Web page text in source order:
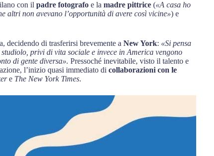
con il padre fotografo e la madre pittrice («A casa ho
altri non avevano l’opportunità di avere così vicine») e
decidendo di trasferirsi brevemente a New York: «Si pensa
privi di vita sociale e invece in America vengono
di gente diversa». Pressoché inevitabile, visto il talento e
l’inizio quasi immediato di collaborazioni con le
e The New York Times.